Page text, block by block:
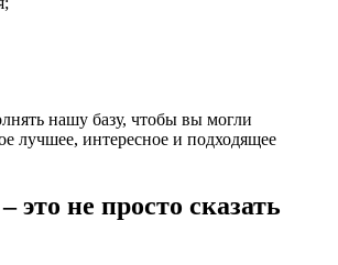
нашу базу, чтобы вы могли
лучшее, интересное и подходящее
это не просто сказать